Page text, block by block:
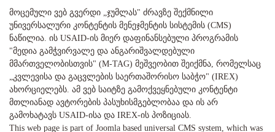
მოცემული ვებ გვერდი „ჯუმლას" ძრავზე შექმნილი
უნივერსალური კონტენტის მენეჯმენტის სისტემის (CMS)
ნაწილია. ის USAID-ის მიერ დაფინანსებული პროგრამის
"მედია გამჭვირვალე და ანგარიშვალდებული
მმართველობისთვის" (M-TAG) მეშვეობით შეიქმნა, რომელსაც
„კვლევისა და გაცვლების საერთაშორისო საბჭო" (IREX)
ახორციელებს. ამ ვებ საიტზე გამოქვეყნებული კონტენტი
მთლიანად ავტორების პასუხისმგებლობაა და ის არ
გამოხატავს USAID-ისა და IREX-ის პოზიციას.
This web page is part of Joomla based universal CMS system, which was